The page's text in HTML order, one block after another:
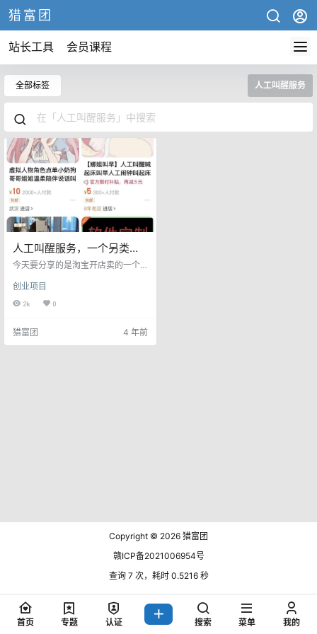
猎富团
站长工具 会员课程
全部标签 人工叫醒服务
人工叫醒服务，一个另类奇
葩赚钱小项目
今天要分享的是淘宝开店卖的一个
类奇葩赚钱小项目。原文来自于公
众号小白项目集合地，原文标题：
赚到钱的不用精通某一项技术，只
要能解决人的需求就行，自己不会
创业项目
2k 0
猎富团 4 年前
Copyright © 2026 猎富团
赣ICP备2021006954号
查询 7 次，耗时 0.5216 秒
首页 专题 认证 搜索 菜单 我的